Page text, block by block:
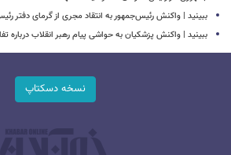
ببینید | واکنش رئیس‌جمهور به انتقاد مجری از گرمای دفتر
ببینید | واکنش پزشکیان به حواشی پیام رهبر انقلاب
نسخه دسکتاپ